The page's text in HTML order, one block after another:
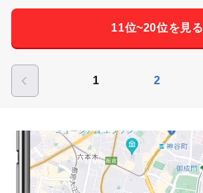
11位~20位を見る
1 2